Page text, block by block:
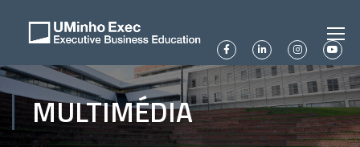
MULTIMÉDIA